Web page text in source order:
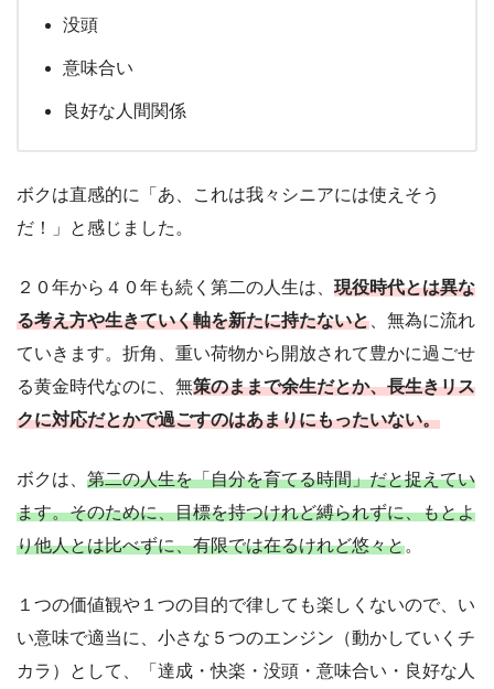
没頭
意味合い
良好な人間関係
ボクは直感的に「あ、これは我々シニアには使えそう
だ！」と感じました。
２０年から４０年も続く第二の人生は、 現役時代とは異な
る考え方や生きていく軸を新たに持たないと 、無為に流れ
ていきます。折角、重い荷物から開放されて豊かに過ごせ
る黄金時代なのに、無策のままで余生だとか、長生きリス
クに対応だとかで過ごすのはあまりにもったいない。
ボクは、 第二の人生を「自分を育てる時間」だと捉えてい
ます。そのために、目標を持つけれど縛られずに、もとよ
り他人とは比べずに、有限では在るけれど悠々と。
１つの価値観や１つの目的で律しても楽しくないので、い
い意味で適当に、小さな５つのエンジン（動かしていくチ
カラ）として、「達成・快楽・没頭・意味合い・良好な人